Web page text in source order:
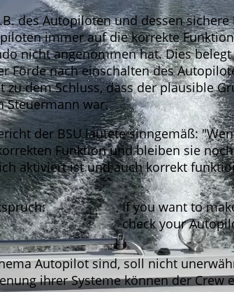
des Autopiloten und dessen
immer auf die korrekte
nicht angenommen hat. Dies belegt
Förde nach einschalten des
zu dem Schluss, dass der plausible
Steuermann war.
der BSU lautete sinngemäß:
Funktion und bleiben sie
aktiviert ist und auch korrekt
If you want to
check your
Autopilot sind, soll nicht
ihrer Systeme können der